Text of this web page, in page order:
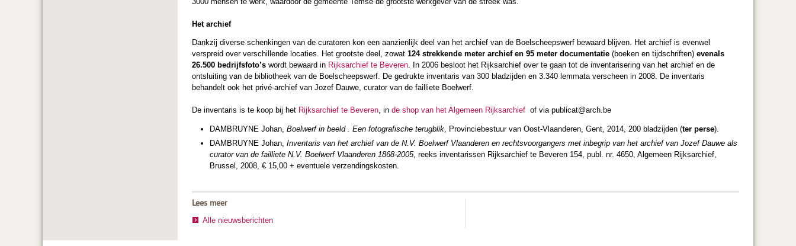
Het archief
Dankzij diverse schenkingen van de curatoren kon een aanzienlijk deel van het archief van de Boelscheepswerf bewaard blijven. Het archief is evenwel
verspreid over verschillende locaties. Het grootste deel, zowat 124 strekkende meter archief en 95 meter documentatie (boeken en tijdschriften) evenals
26.500 bedrijfsfoto’s wordt bewaard in Rijksarchief te Beveren. In 2006 besloot het Rijksarchief over te gaan tot de inventarisering van het archief en de
ontsluiting van de bibliotheek van de Boelscheepswerf. De gedrukte inventaris van 300 bladzijden en 3.340 lemmata verscheen in 2008. De inventaris
behandelt ook het privé-archief van Jozef Dauwe, curator van de failliete Boelwerf.
De inventaris is te koop bij het Rijksarchief te Beveren, in de shop van het Algemeen Rijksarchief of via publicat@arch.be
DAMBRUYNE Johan, Boelwerf in beeld . Een fotografische terugblik, Provinciebestuur van Oost-Vlaanderen, Gent, 2014, 200 bladzijden (ter perse).
DAMBRUYNE Johan, Inventaris van het archief van de N.V. Boelwerf Vlaanderen en rechtsvoorgangers met inbegrip van het archief van Jozef Dauwe als
curator van de failliete N.V. Boelwerf Vlaanderen 1868-2005, reeks inventarissen Rijksarchief te Beveren 154, publ. nr. 4650, Algemeen Rijksarchief,
Brussel, 2008, € 15,00 + eventuele verzendingskosten.
Lees meer
Alle nieuwsberichten